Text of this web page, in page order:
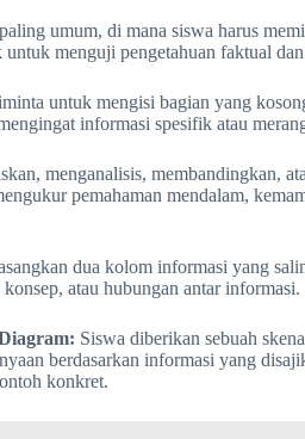
umum, di mana siswa harus
menguji pengetahuan faktual dan
untuk mengisi bagian yang
informasi spesifik atau
menganalisis, membandingkan,
pemahaman mendalam,
dua kolom informasi yang
atau hubungan antar informasi.
Siswa diberikan sebuah
berdasarkan informasi yang
konkret.